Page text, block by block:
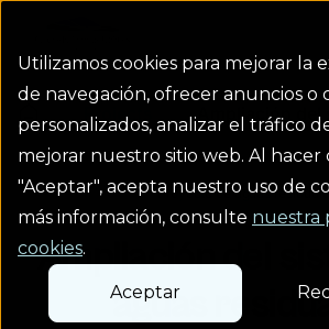
Utilizamos cookies para mejorar la
de navegación, ofrecer anuncios o
personalizados, analizar el tráfico
mejorar nuestro sitio web. Al hacer
"Aceptar", acepta nuestro uso de
más información, consulte nuestra
cookies.
Aceptar
Homepage Link
Projects Ampliación del
Proyecto de aguas
Ampliación del
aguas